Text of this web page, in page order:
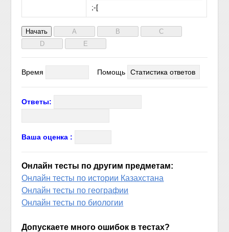
;-[
Время Помощь Статистика ответов
Ответы:
Ваша оценка :
Онлайн тесты по другим предметам:
Онлайн тесты по истории Казахстана
Онлайн тесты по географии
Онлайн тесты по биологии
Допускаете много ошибок в тестах?